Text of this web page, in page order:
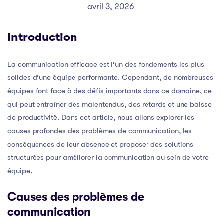
avril 3, 2026
Introduction
La communication efficace est l’un des fondements les plus
solides d’une équipe performante. Cependant, de nombreuses
équipes font face à des défis importants dans ce domaine, ce
qui peut entraîner des malentendus, des retards et une baisse
de productivité. Dans cet article, nous allons explorer les
causes profondes des problèmes de communication, les
conséquences de leur absence et proposer des solutions
structurées pour améliorer la communication au sein de votre
équipe.
Causes des problèmes de
communication